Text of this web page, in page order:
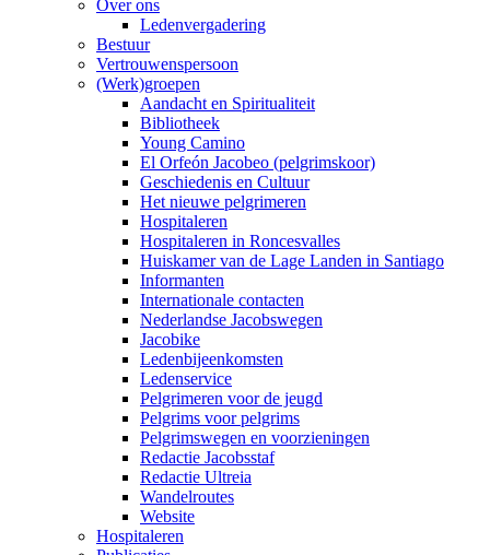
Over ons
Ledenvergadering
Bestuur
Vertrouwenspersoon
(Werk)groepen
Aandacht en Spiritualiteit
Bibliotheek
Young Camino
El Orfeón Jacobeo (pelgrimskoor)
Geschiedenis en Cultuur
Het nieuwe pelgrimeren
Hospitaleren
Hospitaleren in Roncesvalles
Huiskamer van de Lage Landen in Santiago
Informanten
Internationale contacten
Nederlandse Jacobswegen
Jacobike
Ledenbijeenkomsten
Ledenservice
Pelgrimeren voor de jeugd
Pelgrims voor pelgrims
Pelgrimswegen en voorzieningen
Redactie Jacobsstaf
Redactie Ultreia
Wandelroutes
Website
Hospitaleren